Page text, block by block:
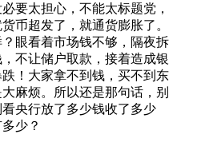
要太担心，不能太标题党，
币超发了，就通货膨胀了。
眼看着市场钱不够，隔夜拆
不让储户取款，接着造成银
！大家拿不到钱，买不到东
麻烦。所以还是那句话，别
央行放了多少钱收了多少
少？